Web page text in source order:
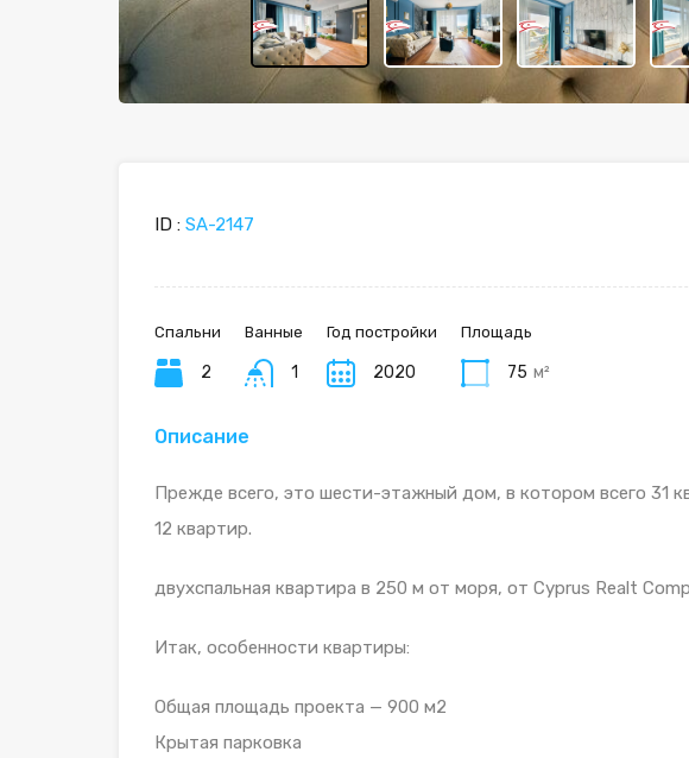
ID : SA-2147
Спальни
2
Ванные
1
Год постройки
2020
Площадь
75 м²
Описание
Прежде всего, это шести-этажный дом, в котором всего 31
12 квартир.
двухспальная квартира в 250 м от моря, от Cyprus Realt
Итак, особенности квартиры:
Общая площадь проекта — 900 м2
Крытая парковка